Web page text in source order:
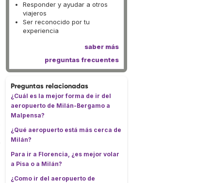
Responder y ayudar a otros
viajeros
Ser reconocido por tu
experiencia
saber más
preguntas frecuentes
Preguntas relacionadas
¿Cuál es la mejor forma de ir del
aeropuerto de Milán-Bergamo a
Malpensa?
¿Qué aeropuerto está más cerca de
Milán?
Para ir a Florencia, ¿es mejor volar
a Pisa o a Milán?
¿Como ir del aeropuerto de